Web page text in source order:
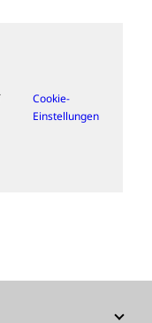
Cookie-
Einstellungen